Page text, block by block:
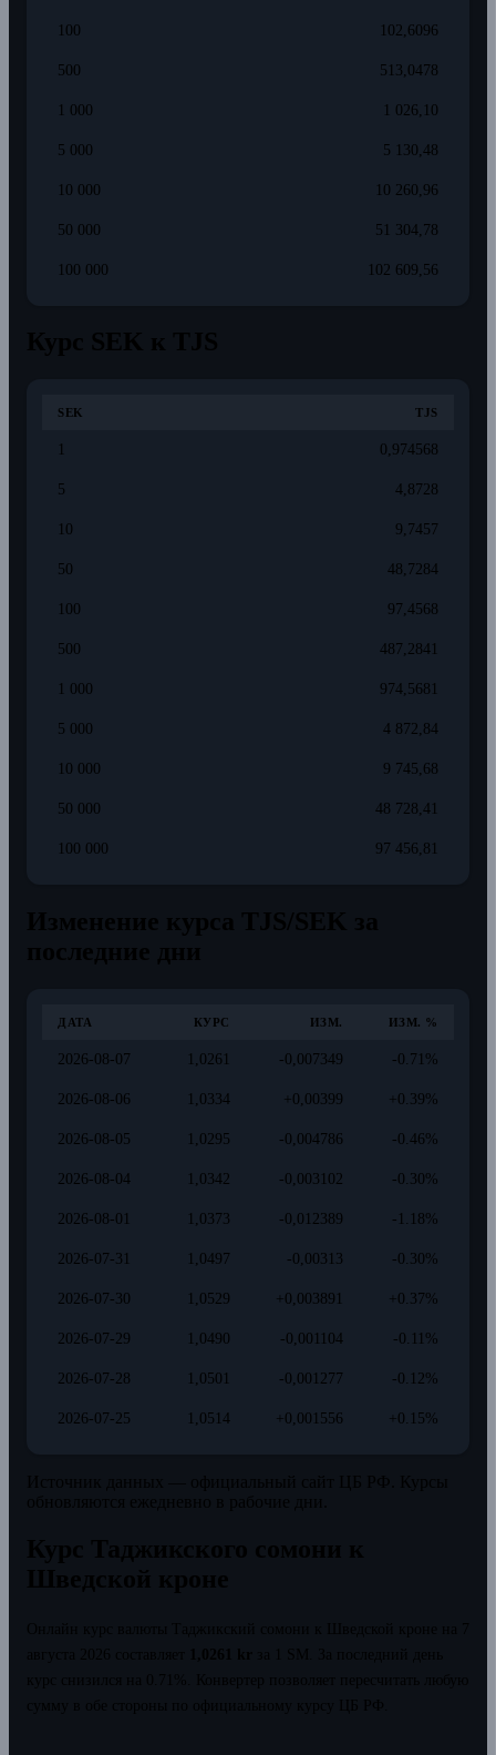
100 102,6096
500 513,0478
1 000 1 026,10
5 000 5 130,48
10 000 10 260,96
50 000 51 304,78
100 000 102 609,56
SEK TJS
0,974568
5 4,8728
10 9,7457
50 48,7284
100 97,4568
500 487,2841
1 000 974,5681
5 000 4 872,84
10 000 9 745,68
50 000 48 728,41
100 000 97 456,81
ДАТА КУРС ИЗМ. ИЗМ. %
2026-08-07 1,0261 -0,007349 -0.71%
2026-08-06 1,0334 +0,00399 +0.39%
2026-08-05 1,0295 -0,004786 -0.46%
2026-08-04 1,0342 -0,003102 -0.30%
2026-08-01 1,0373 -0,012389 -1.18%
2026-07-31 1,0497 -0,00313 -0.30%
2026-07-30 1,0529 +0,003891 +0.37%
2026-07-29 1,0490 -0,001104 -0.11%
2026-07-28 1,0501 -0,001277 -0.12%
2026-07-25 1,0514 +0,001556 +0.15%